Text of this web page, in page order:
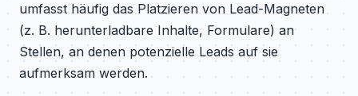
umfasst häufig das Platzieren von Lead-Magneten
(z. B. herunterladbare Inhalte, Formulare) an
Stellen, an denen potenzielle Leads auf sie
aufmerksam werden.